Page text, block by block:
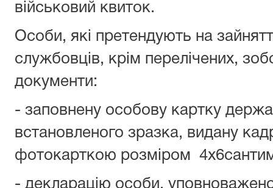
військовий квиток.
Особи, які претендують на
службовців, крім перелічених,
документи:
- заповнену особову картку
встановленого зразка, видану
фотокарткою розміром
- декларацію особи,